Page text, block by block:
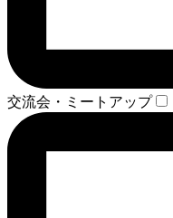
交流会・ミートアップ